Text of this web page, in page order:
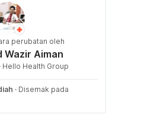
perubatan oleh
Wazir Aiman
Hello Health Group
· Disemak pada